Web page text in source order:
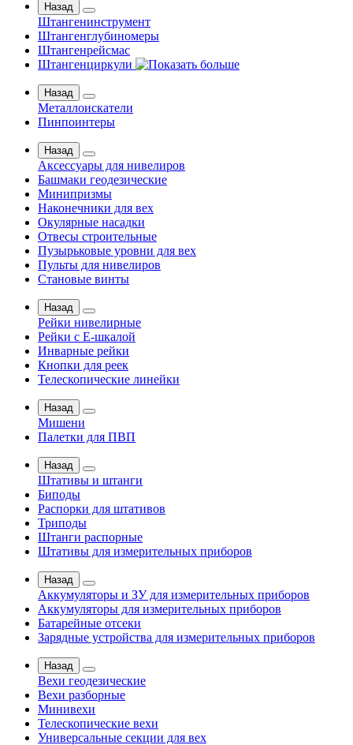
Назад
Штангенинструмент
Штангенглубиномеры
Штангенрейсмас
Штангенциркули
Назад
Металлоискатели
Пинпоинтеры
Назад
Аксессуары для нивелиров
Башмаки геодезические
Минипризмы
Наконечники для вех
Окулярные насадки
Отвесы строительные
Пузырьковые уровни для вех
Пульты для нивелиров
Становые винты
Назад
Рейки нивелирные
Рейки с Е-шкалой
Инварные рейки
Кнопки для реек
Телескопические линейки
Назад
Мишени
Палетки для ПВП
Назад
Штативы и штанги
Биподы
Распорки для штативов
Триподы
Штанги распорные
Штативы для измерительных приборов
Назад
Аккумуляторы и ЗУ для измерительных приборов
Аккумуляторы для измерительных приборов
Батарейные отсеки
Зарядные устройства для измерительных приборов
Назад
Вехи геодезические
Вехи разборные
Минивехи
Телескопические вехи
Универсальные секции для вех